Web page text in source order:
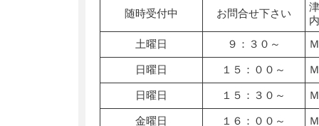
随時受付中 お問合せ下さい
土曜日
９：３０～
日曜日 １５：００～
日曜日 １５：３０～
金曜日 １６：００～